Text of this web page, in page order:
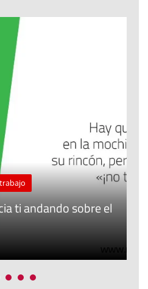
ti andando sobre el